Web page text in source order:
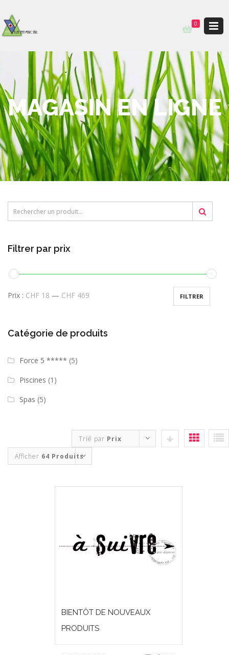
0
MAGASIN EN LIGNE
Filtrer par prix
FILTRER
Prix : CHF 18 — CHF 469
Catégorie de produits
Force 5 ***** (5)
Piscines (1)
Spas (5)
Trié par Prix
Afficher 64 Produits
BIENTÔT DE NOUVEAUX
PRODUITS